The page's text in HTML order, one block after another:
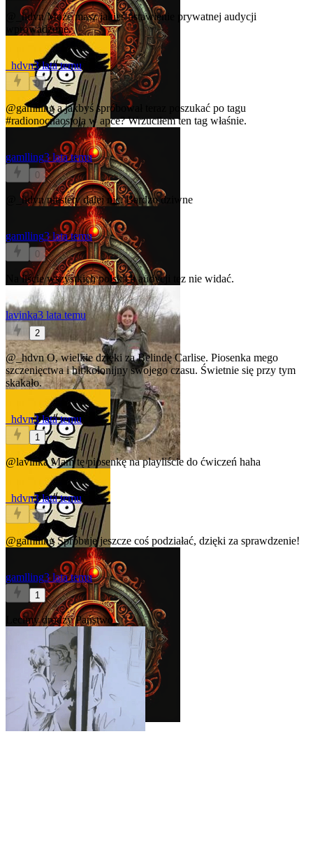
@_hdvnMoże masz jakieś ustawienie prywatnej audycji
wprowadzone.
_hdvn3 lata temu
0
@gamllinga jakbyś spróbował teraz poszukać po tagu
#radionocnaostoja w apce? Wrzuciłem ten tag właśnie.
gamlling3 lata temu
0
@_hdvnniestety dalej nic. Bardzo dziwne
gamlling3 lata temu
0
Na liście wszystkich polskich audycji tez nie widać.
lavinka3 lata temu
2
@_hdvnO, wielkie dzięki za Belindę Carlise. Piosenka mego
szczenięctwa i hit kolonijny swojego czasu. Świetnie się przy tym
skakało.
_hdvn3 lata temu
1
@lavinkaMam tę piosenkę na playliście do ćwiczeń haha
_hdvn3 lata temu
0
@gamllingSpróbuję jeszcze coś podziałać, dzięki za sprawdzenie!
gamlling3 lata temu
1
Lecimy drodzy Państwo